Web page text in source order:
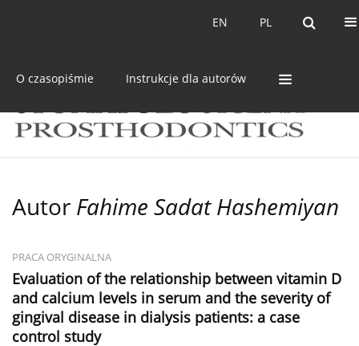
PL
EN PL
EN
O czasopiśmie Instrukcje dla autorów
Autor Fahime Sadat Hashemiyan
PRACA ORYGINALNA
Evaluation of the relationship between vitamin D
and calcium levels in serum and the severity of
gingival disease in dialysis patients: a case
control study